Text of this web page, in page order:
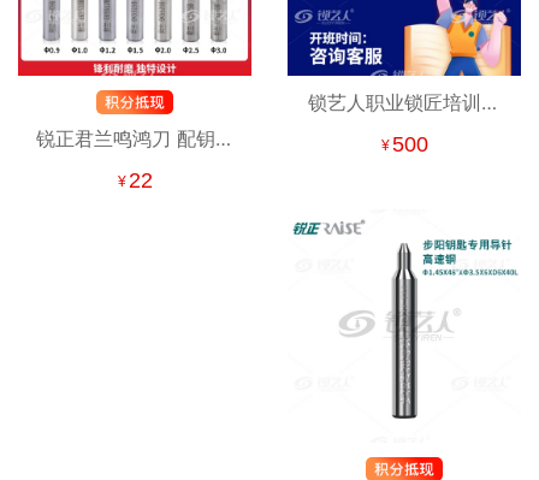
锐正君兰鸣鸿刀 配钥匙
铣刀 立式钥匙机专用铣
¥22
锁艺人职业锁匠培训班
报名订金 含汽车钥匙、
¥500